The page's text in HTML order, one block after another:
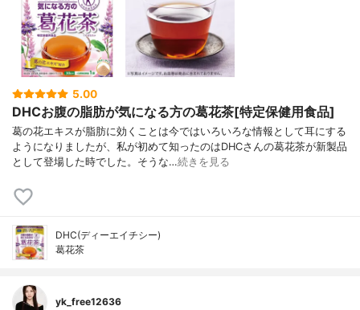
5.00
DHCお腹の脂肪が気になる方の葛花茶[特定保健用食品]
葛の花エキスが脂肪に効くことは今ではいろいろな情報として耳にする
ようになりましたが、私が初めて知ったのはDHCさんの葛花茶が新製品
として登場した時でした。そうな…続きを見る
DHC(ディーエイチシー)
葛花茶
yk_free12636